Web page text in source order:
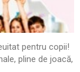
pentru copii!
pline de joacă,